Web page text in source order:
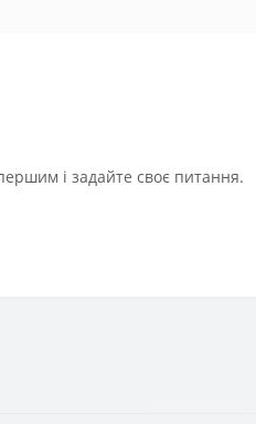
і задайте своє питання.